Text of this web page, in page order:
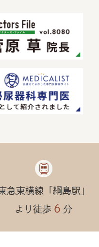
急東横線「綱島駅」
より徒歩 ６ 分